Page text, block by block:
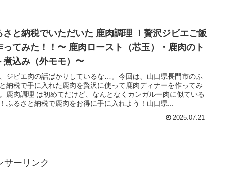
さと納税でいただいた 鹿肉調理 ！贅沢ジビエご飯
ってみた！！〜 鹿肉ロースト（芯玉）・鹿肉のト
煮込み（外モモ）〜
ジビエ肉の話ばかりしているな…。今回は、山口県長門市のふ
納税で手に入れた鹿肉を贅沢に使って鹿肉ディナーを作ってみ
鹿肉調理 は初めてだけど、なんとなくカンガルー肉に似ている
ふるさと納税で鹿肉をお得に手に入れよう！山口県...
2025.07.21
サーリンク